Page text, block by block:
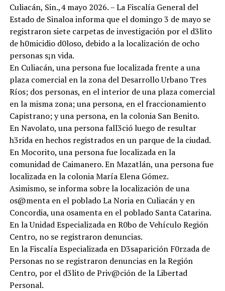
Culiacán, Sin.,4 mayo 2026. – La Fiscalía General del
Estado de Sinaloa informa que el domingo 3 de mayo se
registraron siete carpetas de investigación por el d3lito
de h0micidio d0loso, debido a la localización de ocho
personas s¡n vida.
En Culiacán, una persona fue localizada frente a una
plaza comercial en la zona del Desarrollo Urbano Tres
Ríos; dos personas, en el interior de una plaza comercial
en la misma zona; una persona, en el fraccionamiento
Capistrano; y una persona, en la colonia San Benito.
En Navolato, una persona fall3ció luego de resultar
h3rida en hechos registrados en un parque de la ciudad.
En Mocorito, una persona fue localizada en la
comunidad de Caimanero. En Mazatlán, una persona fue
localizada en la colonia María Elena Gómez.
Asimismo, se informa sobre la localización de una
os@menta en el poblado La Noria en Culiacán y en
Concordia, una osamenta en el poblado Santa Catarina.
En la Unidad Especializada en R0bo de Vehículo Región
Centro, no se registraron denuncias.
En la Fiscalía Especializada en D3saparición F0rzada de
Personas no se registraron denuncias en la Región
Centro, por el d3lito de Priv@ción de la Libertad
Personal.